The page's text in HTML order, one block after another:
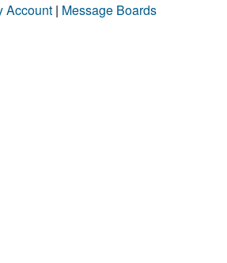
Account | Message Boards